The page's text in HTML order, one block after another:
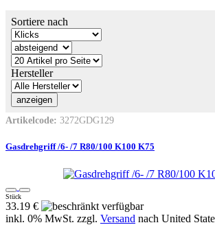
Sortiere nach
Hersteller
Artikelcode: 3272GDG129
Gasdrehgriff /6- /7 R80/100 K100 K75
Stück
33.19 €
inkl. 0% MwSt. zzgl. Versand nach United